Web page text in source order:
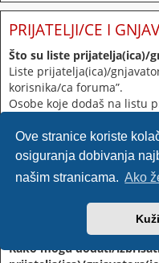
Ove stranice koriste
osiguranja dobivanja
našim stranicama. Ako
PRIJATELJI/CE I
Što su liste prijatelja(ica)/
Liste prijatelja(ica)/
korisnika/ca foruma”.
Osobe koje dodaš na listu
mogao/la vidjeti njihov
poruke. Postovi i sl. tih
Postovi osoba koje dodaš
skriveni.
Kako mogu dodati/